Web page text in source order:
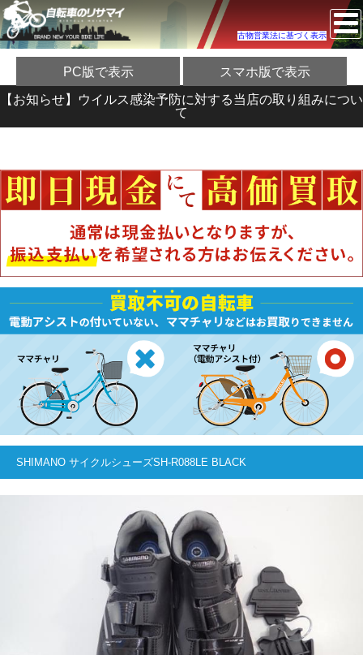
古物営業法に基づく表示
PC版で表示 スマホ版で表示
【お知らせ】ウイルス感染予防に対する当店の取り組みについ
て
SHIMANO サイクルシューズSH-R088LE BLACK